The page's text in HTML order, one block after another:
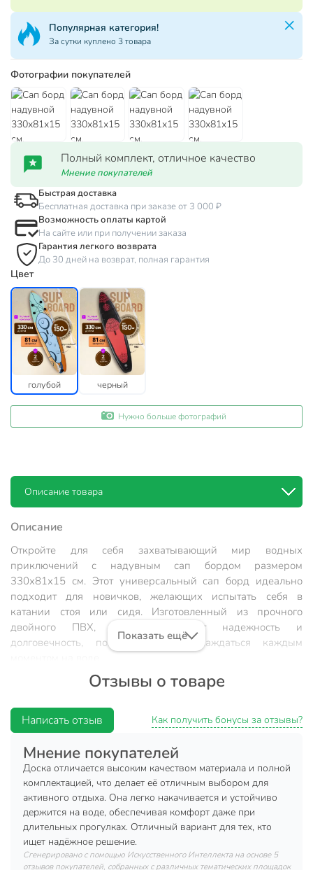
Популярная категория!
За сутки куплено 3 товара
Фотографии покупателей
Полный комплект, отличное качество
Мнение покупателей
Быстрая доставка
Бесплатная доставка при заказе от 3 000 ₽
Возможность оплаты картой
На сайте или при получении заказа
Гарантия легкого возврата
До 30 дней на возврат, полная гарантия
Цвет
голубой черный
Нужно больше фотографий
Описание товара
Описание
Откройте для себя захватывающий мир водных
приключений с надувным сап бордом размером
330х81х15 см. Этот универсальный сап борд идеально
подходит для новичков, желающих испытать себя в
катании стоя или сидя. Изготовленный из прочного
двойного ПВХ, он обеспечивает надежность и
долговечность, позволяя вам наслаждаться каждым
Сап борд оснащен всем необходимым для комфортного и
накачки, раздвижное весло, которое легко подстраивается
под ваш рост, и лиш, обеспечивающий безопасность на
воде. Рюкзак позволяет удобно переносить и хранить
борд, а ремкомплект поможет быстро устранить мелкие
повреждения.
Максимальная нагрузка в 150 кг делает этот сап борд
идеальным выбором для одного человека, обеспечивая
стабильность и плавучесть. Плоский тип корпуса и один
плавник с крепежом обеспечивают отличную
маневренность и устойчивость на воде, что особенно
Показать ещё
Отзывы о товаре
Написать отзыв Как получить бонусы за отзывы?
Мнение покупателей
Доска отличается высоким качеством материала и полной
комплектацией, что делает её отличным выбором для
активного отдыха. Она легко накачивается и устойчиво
держится на воде, обеспечивая комфорт даже при
длительных прогулках. Отличный вариант для тех, кто
ищет надёжное решение.
Сгенерировано с помощью Искусственного Интеллекта на основе 5
отзывов покупателей, собранных с различных тематических площадок